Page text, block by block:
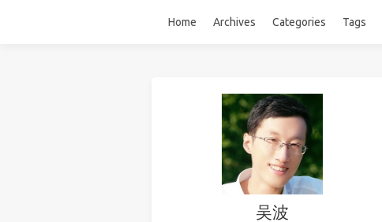
Home Archives Categories Tags
吴波